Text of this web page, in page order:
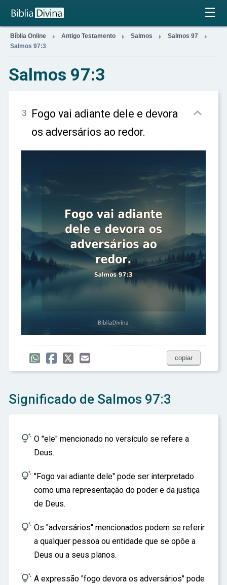
×
☰
Bíblia Online  Antigo Testamento  Salmos  Salmos 97 
Salmos 97:3
Salmos 97:3
3 Fogo vai adiante dele e devora
os adversários ao redor.

copiar
Significado de Salmos 97:3
 O "ele" mencionado no versículo se refere a
Deus.
 "Fogo vai adiante dele" pode ser interpretado
como uma representação do poder e da justiça
de Deus.
 Os "adversários" mencionados podem se referir
a qualquer pessoa ou entidade que se opõe a
Deus ou a seus planos.
 A expressão "fogo devora os adversários" pode